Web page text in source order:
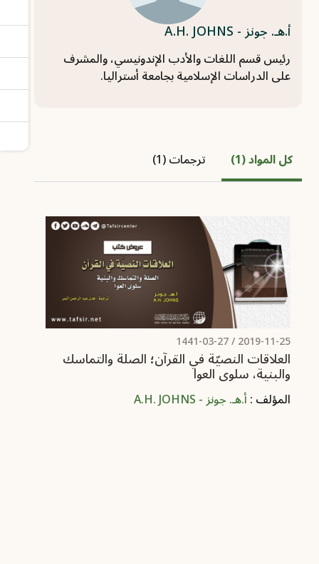
أ.هـ. جونز - A.H. JOHNS
رئيس قسم اللغات والأدب الإندونيسي، والمشرف
على الدراسات الإسلامية بجامعة أستراليا.
كل المواد (1) ترجمات (1)
2019-11-25
/ 1441-03-27
العلاقات النصيّة في القرآن؛ الصلة والتماسك
والبنية، سلوى العوا
المؤلف :أ.هـ. جونز - A.H. JOHNS